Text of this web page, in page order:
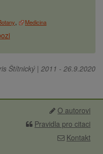
Medicina
Štítnický | 2011 - 26.9.2020
O autorovi
Pravidla pro citaci
Kontakt